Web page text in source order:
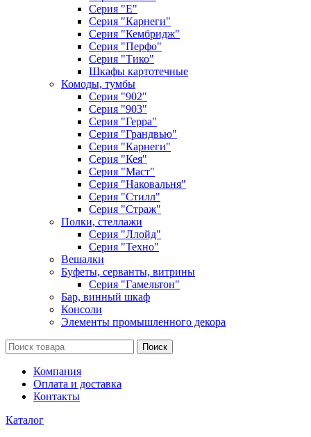
Серия "Е"
Серия "Карнеги"
Серия "Кембридж"
Серия "Перфо"
Серия "Тико"
Шкафы картотечные
Комоды, тумбы
Серия "902"
Серия "903"
Серия "Герра"
Серия "Грандвью"
Серия "Карнеги"
Серия "Кея"
Серия "Маст"
Серия "Наковальня"
Серия "Стилл"
Серия "Страж"
Полки, стеллажи
Серия "Ллойд"
Серия "Техно"
Вешалки
Буфеты, серванты, витрины
Серия "Гамельтон"
Бар, винный шкаф
Консоли
Элементы промышленного декора
Поиск
Компания
Оплата и доставка
Контакты
Каталог